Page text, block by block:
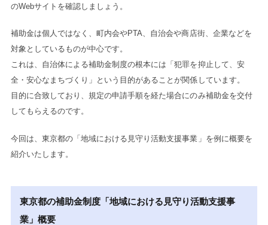
のWebサイトを確認しましょう。
補助金は個人ではなく、町内会やPTA、自治会や商店街、企業などを
対象としているものが中心です。
これは、自治体による補助金制度の根本には「犯罪を抑止して、安
全・安心なまちづくり」という目的があることが関係しています。
目的に合致しており、規定の申請手順を経た場合にのみ補助金を交付
してもらえるのです。
今回は、東京都の「地域における見守り活動支援事業」を例に概要を
紹介いたします。
東京都の補助金制度「地域における見守り活動支援事
業」概要